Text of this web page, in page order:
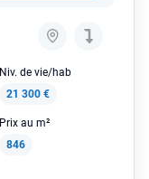
Niv. de vie/hab
21 300 €
Prix au m²
846